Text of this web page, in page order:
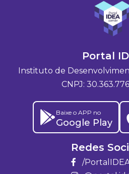
Portal
Instituto de
CNPJ:
Baixe o APP no
Google Play
Redes
/